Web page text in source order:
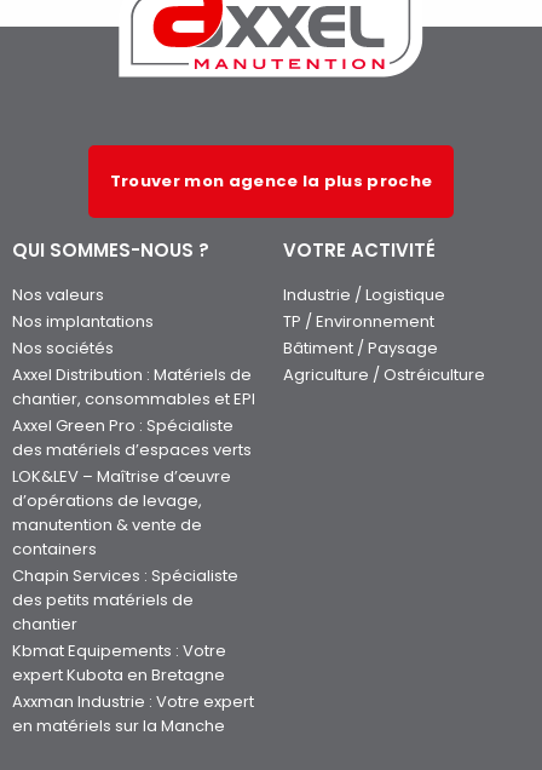
Trouver mon agence la plus proche
QUI SOMMES-NOUS ?
Nos valeurs
Nos implantations
Nos sociétés
Axxel Distribution : Matériels de
chantier, consommables et EPI
Axxel Green Pro : Spécialiste
des matériels d’espaces verts
LOK&LEV – Maîtrise d’œuvre
d’opérations de levage,
manutention & vente de
containers
Chapin Services : Spécialiste
des petits matériels de
chantier
Kbmat Equipements : Votre
expert Kubota en Bretagne
Axxman Industrie : Votre expert
en matériels sur la Manche
VOTRE ACTIVITÉ
Industrie / Logistique
TP / Environnement
Bâtiment / Paysage
Agriculture / Ostréiculture